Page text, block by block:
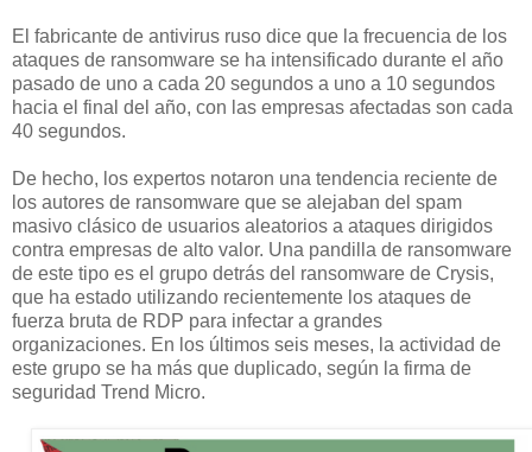
El fabricante de antivirus ruso dice que la frecuencia de los
ataques de ransomware se ha intensificado durante el año
pasado de uno a cada 20 segundos a uno a 10 segundos
hacia el final del año, con las empresas afectadas son cada
40 segundos.
De hecho, los expertos notaron una tendencia reciente de
los autores de ransomware que se alejaban del spam
masivo clásico de usuarios aleatorios a ataques dirigidos
contra empresas de alto valor. Una pandilla de ransomware
de este tipo es el grupo detrás del ransomware de Crysis,
que ha estado utilizando recientemente los ataques de
fuerza bruta de RDP para infectar a grandes
organizaciones. En los últimos seis meses, la actividad de
este grupo se ha más que duplicado, según la firma de
seguridad Trend Micro.